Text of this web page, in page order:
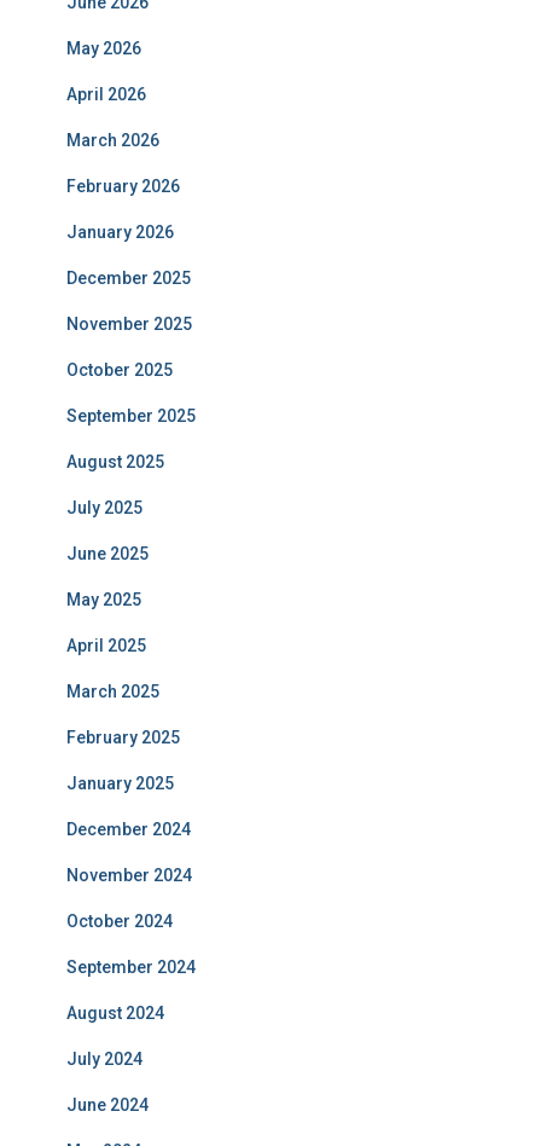
May 2026
April 2026
March 2026
February 2026
January 2026
December 2025
November 2025
October 2025
September 2025
August 2025
July 2025
June 2025
May 2025
April 2025
March 2025
February 2025
January 2025
December 2024
November 2024
October 2024
September 2024
August 2024
July 2024
June 2024